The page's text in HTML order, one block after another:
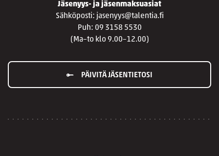
Jäsenyys- ja jäsenmaksuasiat
Sähköposti: jasenyys@talentia.fi
Puh: 09 3158 5530
(Ma–to klo 9.00–12.00)
PÄIVITÄ JÄSENTIETOSI